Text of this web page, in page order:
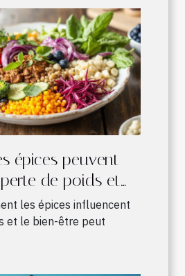
épices peuvent
de poids et
bien-être
les épices influencent
et le bien-être peut